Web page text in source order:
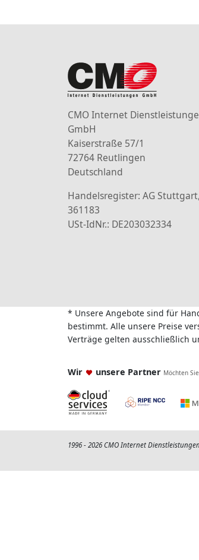
CMO Internet
GmbH
Kaiserstraße 57/1
72764 Reutlingen
Deutschland
Handelsregister: AG
361183
USt-IdNr.: DE203032334
* Unsere Angebote sind für
bestimmt. Alle unsere Preise
Verträge gelten ausschließlich
Wir unsere Partner Möchten
1996 - 2026 CMO Internet